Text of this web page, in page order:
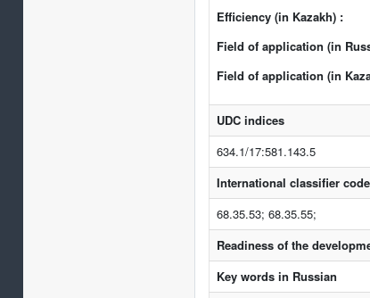
Efficiency (in Kazakh) :
Field of application (in
Field of application (in
UDC indices
634.1/17:581.143.5
International classifier
68.35.53; 68.35.55;
Readiness of the
Key words in Russian